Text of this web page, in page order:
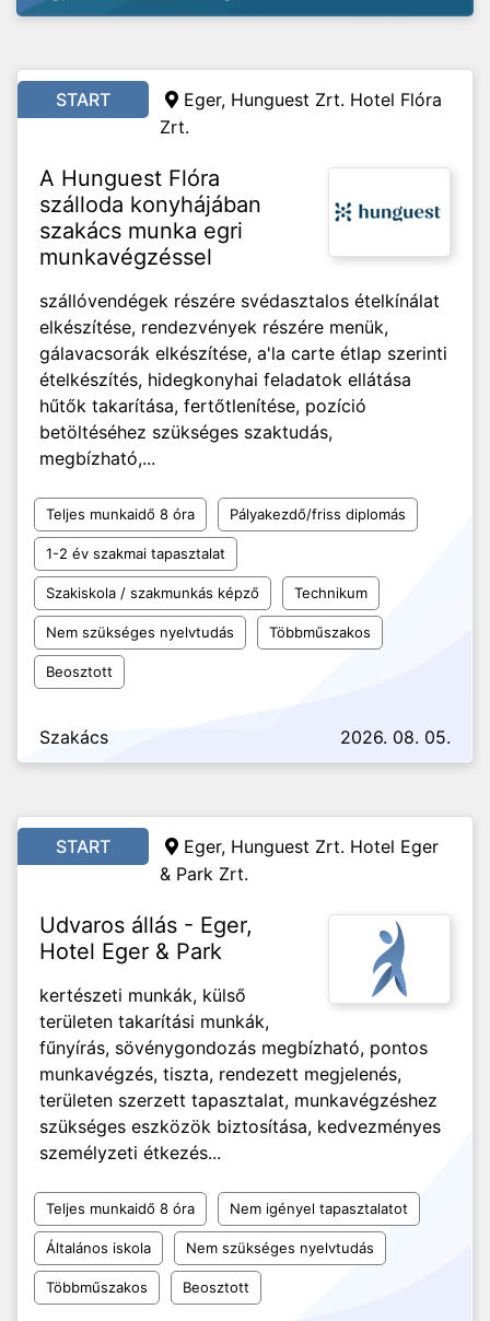
START
Eger, Hunguest Zrt. Hotel Flóra
Zrt.
A Hunguest Flóra
szálloda konyhájában
szakács munka egri
munkavégzéssel
szállóvendégek részére svédasztalos ételkínálat
elkészítése, rendezvények részére menük,
gálavacsorák elkészítése, a'la carte étlap szerinti
ételkészítés, hidegkonyhai feladatok ellátása
hűtők takarítása, fertőtlenítése, pozíció
betöltéséhez szükséges szaktudás,
megbízható,...
Teljes munkaidő 8 óra Pályakezdő/friss diplomás
1-2 év szakmai tapasztalat
Szakiskola / szakmunkás képző Technikum
Nem szükséges nyelvtudás Többműszakos
Beosztott
Szakács 2026. 08. 05.
START
Eger, Hunguest Zrt. Hotel Eger
& Park Zrt.
Udvaros állás - Eger,
Hotel Eger & Park
kertészeti munkák, külső
területen takarítási munkák,
fűnyírás, sövénygondozás megbízható, pontos
munkavégzés, tiszta, rendezett megjelenés,
területen szerzett tapasztalat, munkavégzéshez
szükséges eszközök biztosítása, kedvezményes
személyzeti étkezés...
Teljes munkaidő 8 óra Nem igényel tapasztalatot
Általános iskola Nem szükséges nyelvtudás
Többműszakos Beosztott